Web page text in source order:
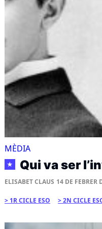
MÈDIA
★ Qui va ser
ELISABET CLAUS 14 DE FEBRER
1R CICLE ESO 2N CICLE